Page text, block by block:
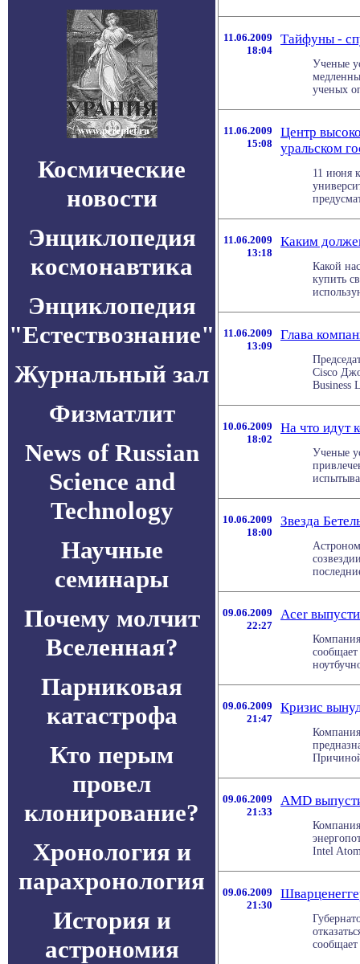
Космические
новости
Энциклопедия
космонавтика
Энциклопедия
"Естествознание"
Журнальный зал
Физматлит
News of Russian
Science and
Technology
Научные
семинары
Почему молчит
Вселенная?
Парниковая
катастрофа
Кто перым
провел
клонирование?
Хронология и
парахронология
История и
астрономия
11.06.2009
18:04
Тайфуны -
Ученые
ученых
11.06.2009
15:08
Центр
уральском
11 июня
11.06.2009
13:18
Каким
Какой
купить
11.06.2009
13:09
Глава
Cisco
Business
10.06.2009
18:02
На что идут
Ученые
10.06.2009
18:00
Звезда
09.06.2009
22:27
Acer
09.06.2009
21:47
Кризис
09.06.2009
21:33
AMD
Intel
09.06.2009
21:30